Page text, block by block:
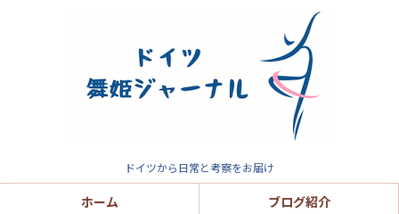
ドイツから日常と考察をお届け
ホーム
ブログ紹介